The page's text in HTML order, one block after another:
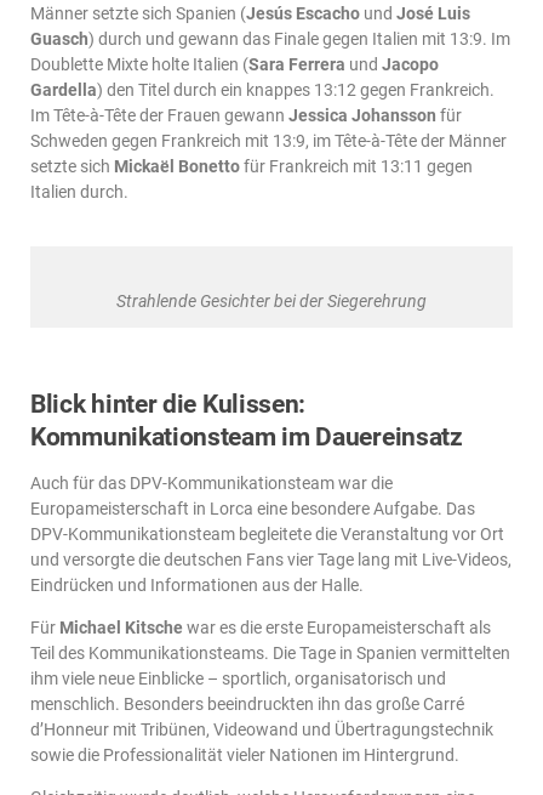
Männer setzte sich Spanien (Jesús Escacho und José Luis
Guasch) durch und gewann das Finale gegen Italien mit 13:9. Im
Doublette Mixte holte Italien (Sara Ferrera und Jacopo
Gardella) den Titel durch ein knappes 13:12 gegen Frankreich.
Im Tête-à-Tête der Frauen gewann Jessica Johansson für
Schweden gegen Frankreich mit 13:9, im Tête-à-Tête der Männer
setzte sich Mickaël Bonettofür Frankreich mit 13:11 gegen
Italien durch.
Strahlende Gesichter bei der Siegerehrung
Blick hinter die Kulissen:
Kommunikationsteam im Dauereinsatz
Auch für das DPV-Kommunikationsteam war die
Europameisterschaft in Lorca eine besondere Aufgabe. Das
DPV-Kommunikationsteam begleitete die Veranstaltung vor Ort
und versorgte die deutschen Fans vier Tage lang mit Live-Videos,
Eindrücken und Informationen aus der Halle.
Für Michael Kitschewar es die erste Europameisterschaft als
Teil des Kommunikationsteams. Die Tage in Spanien vermittelten
ihm viele neue Einblicke – sportlich, organisatorisch und
menschlich. Besonders beeindruckten ihn das große Carré
d’Honneur mit Tribünen, Videowand und Übertragungstechnik
sowie die Professionalität vieler Nationen im Hintergrund.